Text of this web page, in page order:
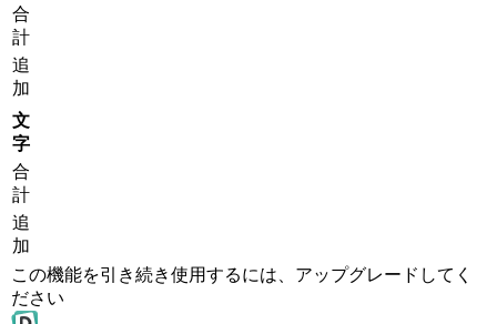
合
計
追
加
文
字
合
計
追
加
この機能を引き続き使用するには、アップグレードしてく
ださい